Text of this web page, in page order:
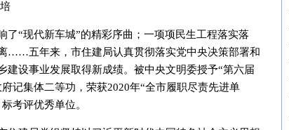
了“现代新车城”的精彩序曲；一项项民生工程落实落
……五年来，市住建局认真贯彻落实党中央决策部署和
建设事业发展取得新成绩。被中央文明委授予“第六届
记集体二等功，荣获2020年“全市履职尽责先进单
考评优秀单位。